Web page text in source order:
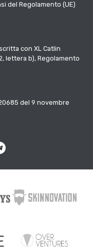
del Regolamento (UE)
con XL Catlin
lettera b), Regolamento
del 9 novembre